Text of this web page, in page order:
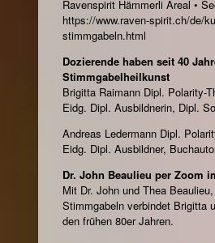
Ravenspirit Hämmerli Areal •
https://www.raven-spirit.ch/de/
stimmgabeln.html
Dozierende haben seit 40
Stimmgabelheilkunst
Brigitta Raimann Dipl. Polarity-
Eidg. Dipl. Ausbildnerin, Dipl.
Andreas Ledermann Dipl.
Eidg. Dipl. Ausbildner,
Dr. John Beaulieu per Zoom
Mit Dr. John und Thea
Stimmgabeln verbindet Brigitta
den frühen 80er Jahren.